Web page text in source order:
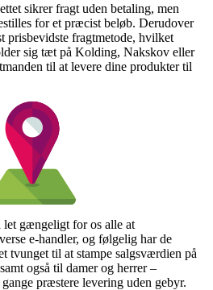
sikrer fragt uden betaling, men
for et præcist beløb. Derudover
prisbevidste fragtmetode, hvilket
sig tæt på Kolding, Nakskov eller
til at levere dine produkter til
let gængeligt for os alle at
e-handler, og følgelig har de
tvunget til at stampe salgsværdien på
også til damer og herrer –
præstere levering uden gebyr.